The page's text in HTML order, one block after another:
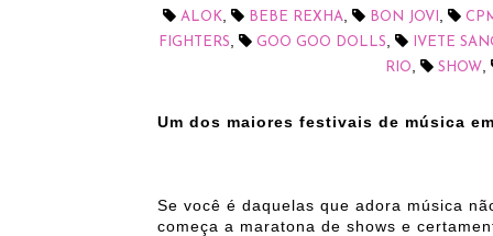
ALOK BEBE REXHA BON JOVI
FIGHTERS
GOO GOO DOLLS IVETE
RIO
SHOW
Um dos maiores festivais de música
Se você é daquelas que adora música
começa a maratona de shows e